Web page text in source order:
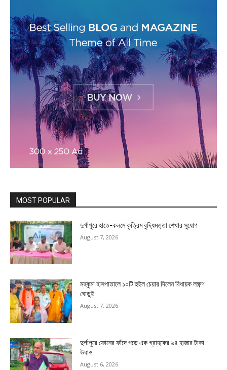
MOST POPULAR
দুর্গাপুরে হাতে-কলমে কৃত্রিম বুদ্ধিমত্তা শেখার সুযোগ
August 7, 2026
মহকুমা হাসপাতালে ১০টি হুইল চেয়ার দিলেন বিধায়ক লক্ষ্ণণ
ঘোড়ুই
August 7, 2026
দুর্গাপুরে ফোনের ফাঁদে পড়ে এক গ্রাহকের ৬৪ হাজার টাকা
উধাও
August 6, 2026